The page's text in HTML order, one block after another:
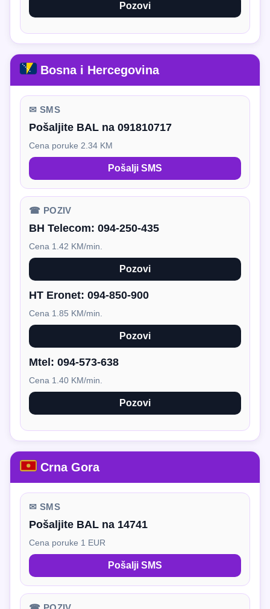
Pozovi
Bosna i Hercegovina
✉ SMS
Pošaljite BAL na 091810717
Cena poruke 2.34 KM
Pošalji SMS
☎ POZIV
BH Telecom: 094-250-435
Cena 1.42 KM/min.
Pozovi
HT Eronet: 094-850-900
Cena 1.85 KM/min.
Pozovi
Mtel: 094-573-638
Cena 1.40 KM/min.
Pozovi
Crna Gora
✉ SMS
Pošaljite BAL na 14741
Cena poruke 1 EUR
Pošalji SMS